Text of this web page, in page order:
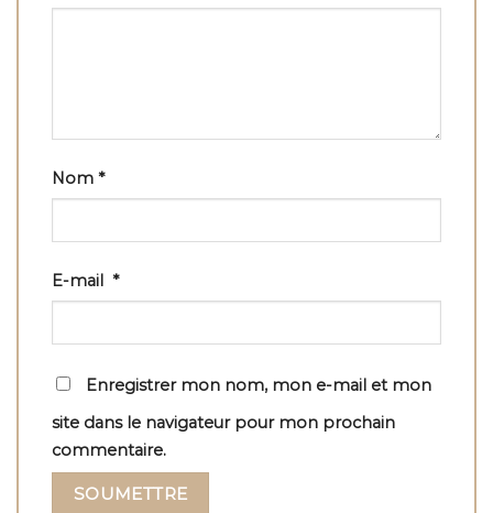
Nom *
E-mail *
Enregistrer mon nom, mon e-mail et mon
site dans le navigateur pour mon prochain
commentaire.